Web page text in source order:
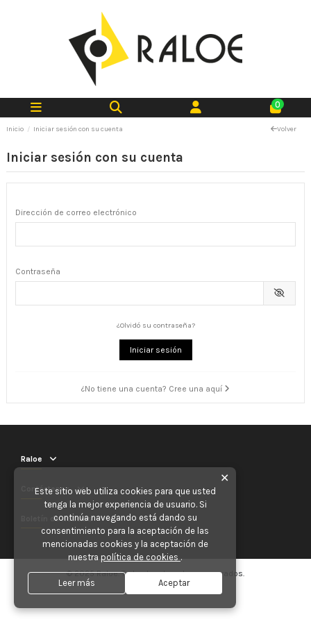
0
Inicio Iniciar sesión con su cuenta Volver
Iniciar sesión con su cuenta
Dirección de correo electrónico
Contraseña
¿Olvidó su contraseña?
Iniciar sesión
¿No tiene una cuenta? Cree una aquí
Raloe
Contáctenos
Boletín de noticias
© 2025 Raloe. Todos los derechos reservados.
✕
Este sitio web utiliza cookies para que usted
tenga la mejor experiencia de usuario. Si
continúa navegando está dando su
consentimiento para la aceptación de las
mencionadas cookies y la aceptación de
nuestra política de cookies .
Leer más Aceptar